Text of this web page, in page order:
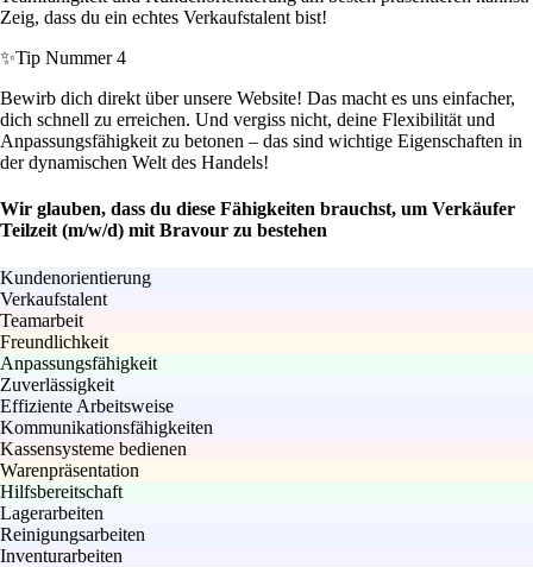
Zeig, dass du ein echtes Verkaufstalent bist!
✨Tip Nummer 4
Bewirb dich direkt über unsere Website! Das macht es uns einfacher,
dich schnell zu erreichen. Und vergiss nicht, deine Flexibilität und
Anpassungsfähigkeit zu betonen – das sind wichtige Eigenschaften in
der dynamischen Welt des Handels!
Wir glauben, dass du diese Fähigkeiten brauchst, um Verkäufer
Teilzeit (m/w/d) mit Bravour zu bestehen
Kundenorientierung
Verkaufstalent
Teamarbeit
Freundlichkeit
Anpassungsfähigkeit
Zuverlässigkeit
Effiziente Arbeitsweise
Kommunikationsfähigkeiten
Kassensysteme bedienen
Warenpräsentation
Hilfsbereitschaft
Lagerarbeiten
Reinigungsarbeiten
Inventurarbeiten